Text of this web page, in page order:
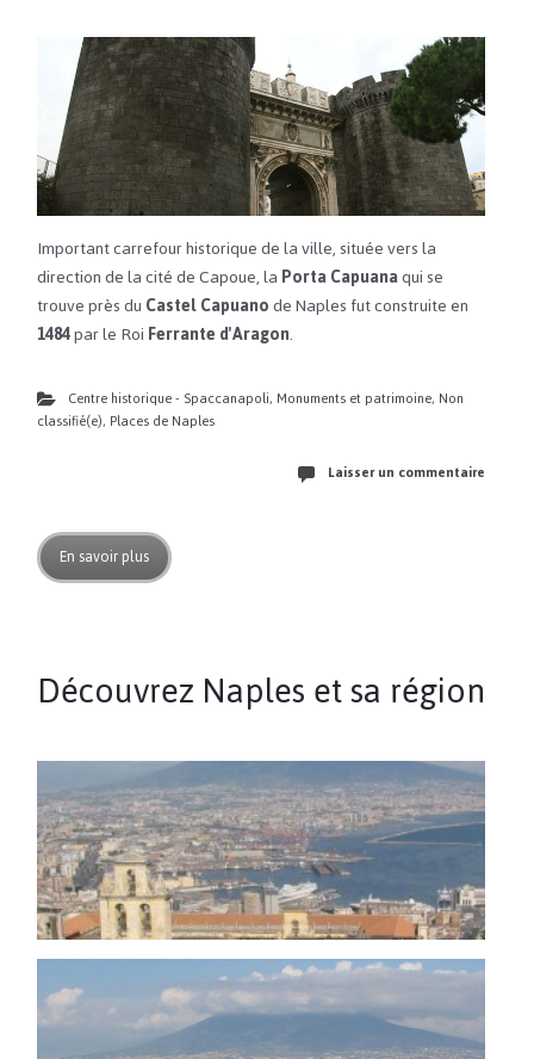
Important carrefour historique de la ville, située vers la
direction de la cité de Capoue, laPorta Capuanaqui se
trouve près duCastel Capuanode Naples fut construite en
1484par le RoiFerrante d'Aragon.
Centre historique - Spaccanapoli, Monuments et patrimoine, Non
classifié(e), Places de Naples
Laisser un commentaire
En savoir plus
Découvrez Naples et sa région